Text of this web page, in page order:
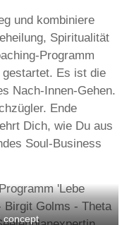
und kombiniere
Spiritualität
Programm
gestartet. Es ist die
Nach-Innen-Gehen.
Ende
Dich, wie Du aus
Soul-Business
concept